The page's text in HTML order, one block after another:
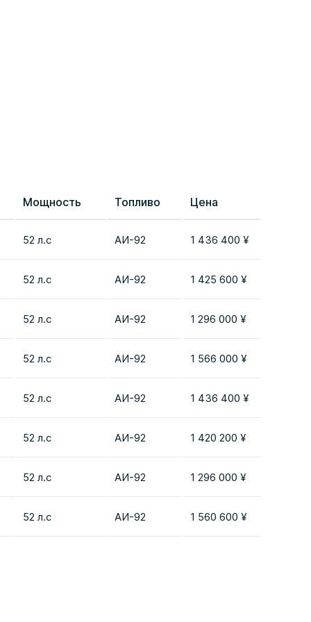
Мощность Топливо Цена
52 л.с AИ-92 1 436 400 ¥
52 л.с AИ-92 1 425 600 ¥
52 л.с AИ-92 1 296 000 ¥
52 л.с AИ-92 1 566 000 ¥
52 л.с AИ-92 1 436 400 ¥
52 л.с AИ-92 1 420 200 ¥
52 л.с AИ-92 1 296 000 ¥
52 л.с AИ-92 1 560 600 ¥